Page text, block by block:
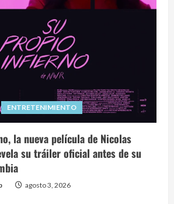
ENTRETENIMIENTO
la nueva película de Nicolas
su tráiler oficial antes de su
agosto 3, 2026